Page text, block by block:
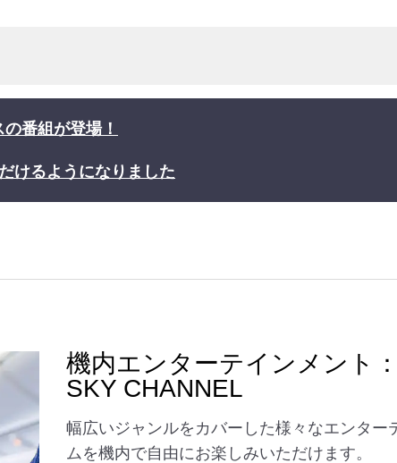
番組が登場！
けるようになりました
機内エンターテインメント
SKY CHANNEL
幅広いジャンルをカバーした様々なエンター
ムを機内で自由にお楽しみいただけます。